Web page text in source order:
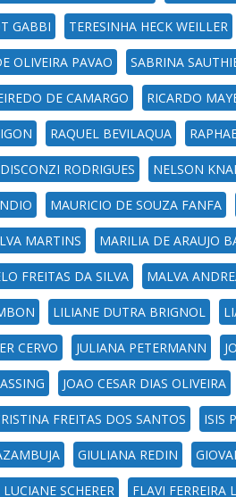
GABBI TERESINHA HECK WEILLER
OLIVEIRA PAVAO SABRINA
DE CAMARGO RICARDO
RAQUEL BEVILAQUA
RODRIGUES NELSON
MAURICIO DE SOUZA FANFA
MARTINS MARILIA DE ARAUJO
FREITAS DA SILVA MALVA
LILIANE DUTRA BRIGNOL
CERVO JULIANA PETERMANN
JOAO CESAR DIAS OLIVEIRA
FREITAS DOS SANTOS ISIS
GIULIANA REDIN
SCHERER FLAVI FERREIRA